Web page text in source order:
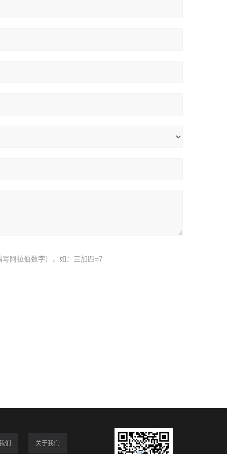
阿拉伯数字），如：三加四=7
们 关于我们